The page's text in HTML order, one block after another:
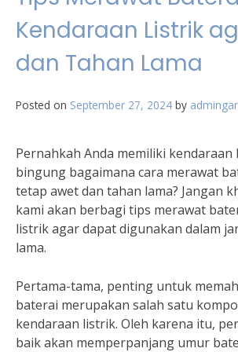
Kendaraan Listrik
dan Tahan Lama
Posted on September 27, 2024 by admingar
Pernahkah Anda memiliki kendaraan
bingung bagaimana cara merawat
tetap awet dan tahan lama? Jangan
kami akan berbagi tips merawat
listrik agar dapat digunakan dalam
lama.
Pertama-tama, penting untuk
baterai merupakan salah satu
kendaraan listrik. Oleh karena itu,
baik akan memperpanjang umur